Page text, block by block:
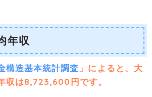
年収
構造基本統計調査 」によると、大
収は8,723,600円です。